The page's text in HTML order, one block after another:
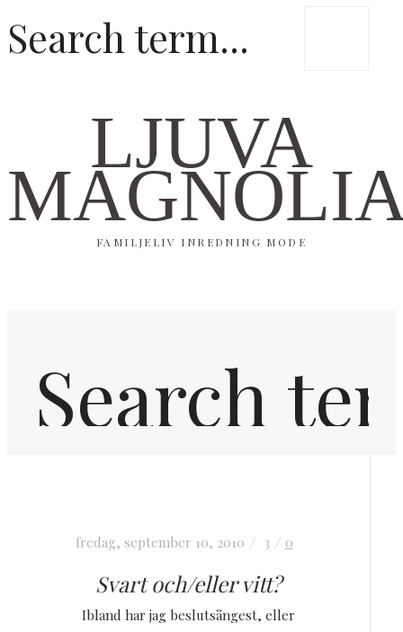
LJUVA
FAMILJELIV INREDNING MODE
Inredning
OM MIG
fredag, september 10, 2010 3 0
Svart och/eller vitt?
Ibland har jag beslutsångest, eller